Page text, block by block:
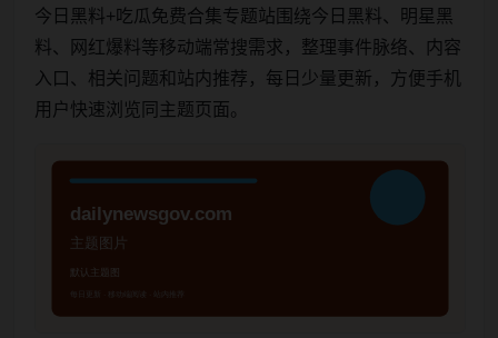
今日黑料+吃瓜免费合集专题站围绕今日黑料、明星黑
料、网红爆料等移动端常搜需求，整理事件脉络、内容
入口、相关问题和站内推荐，每日少量更新，方便手机
用户快速浏览同主题页面。